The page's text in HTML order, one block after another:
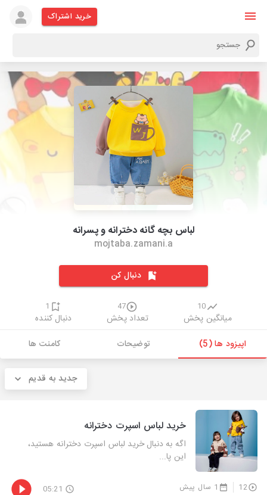
خرید اشتراک
لباس بچه گانه دخترانه و پسرانه
mojtaba.zamani.a
دنبال کن
10
میانگین پخش
47
تعداد پخش
1
دنبال کننده
اپیزود ها (5)
توضیحات کامنت ها
جدید به قدیم
خرید لباس اسپرت دخترانه
اگه به دنبال خرید لباس اسپرت دخترانه هستید،
این پا...
12 1 سال پیش 05:21